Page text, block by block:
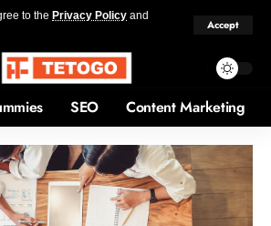
to the Privacy Policy and
Accept
SEO Content Marketing